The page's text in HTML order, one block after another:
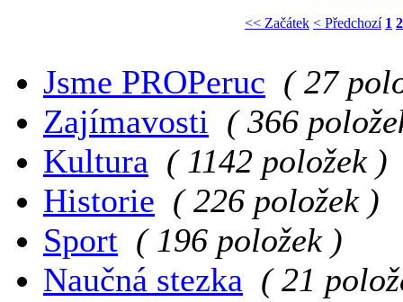
<< Začátek < Předchozí 1 2
Jsme PROPeruc ( 27
Zajímavosti ( 366
Kultura ( 1142 položek )
Historie ( 226 položek )
Sport ( 196 položek )
Naučná stezka ( 21